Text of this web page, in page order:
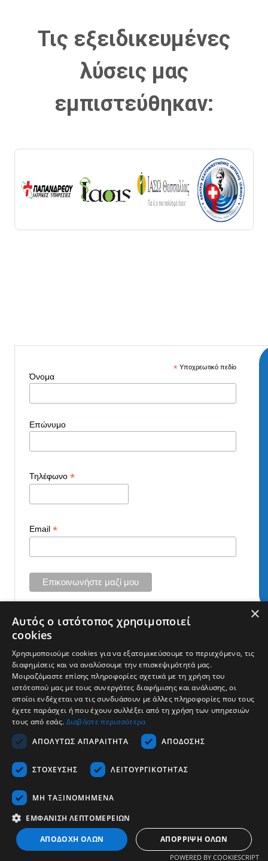
Τις εξειδικευμένες
λύσεις μας
εμπιστεύθηκαν:
*Υποχρεωτικό πεδίο
Όνομα
Επώνυμο
Τηλέφωνο *
Email *
Εταιρεία
Καριέρα
Ελληνικά
Copyrights © 2026 - Tescom Hellas SA
×
Αυτός ο ιστότοπος χρησιμοποιεί
cookies
Χρησιμοποιούμε cookies για να εξατομικεύσουμε το περιεχόμενο, τις
διαφημίσεις και να αναλύσουμε την επισκεψιμότητά μας.
Μοιραζόμαστε επίσης πληροφορίες σχετικά με τη χρήση του
ιστότοπού μας με τους συνεργάτες διαφήμισης και ανάλυσης, οι
οποίοι ενδέχεται να τις συνδυάσουν με άλλες πληροφορίες που τους
έχετε παράσχει ή που έχουν συλλέξει από τη χρήση των υπηρεσιών
τους από εσάς. Διαβάστε περισσότερα
ΑΠΟΛΎΤΩΣ ΑΠΑΡΑΊΤΗΤΑ
ΑΠΌΔΟΣΗΣ
ΣΤΌΧΕΥΣΗΣ ΛΕΙΤΟΥΡΓΙΚΌΤΗΤΑΣ
ΜΗ ΤΑΞΙΝΟΜΗΜΈΝΑ
ΕΜΦΆΝΙΣΗ ΛΕΠΤΟΜΕΡΕΙΏΝ
ΑΠΟΔΟΧΉ ΌΛΩΝ ΑΠΌΡΡΙΨΗ ΌΛΩΝ
POWERED BY COOKIESCRIPT